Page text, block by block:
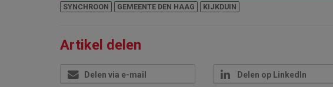
SYNCHROON GEMEENTE DEN HAAG KIJKDUIN
Artikel delen
Delen via e-mail Delen op LinkedIn